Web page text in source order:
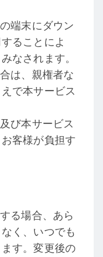
端末にダウン
ることによ
なされます。
は、親権者な
で本サービス
び本サービス
客様が負担す
る場合、あら
く、いつでも
す。変更後の